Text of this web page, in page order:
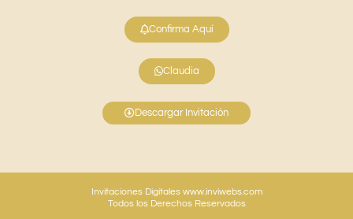
Confirma Aquí
Claudia
Descargar Invitación
Invitaciones Digitales www.inviwebs.com
Todos los Derechos Reservados